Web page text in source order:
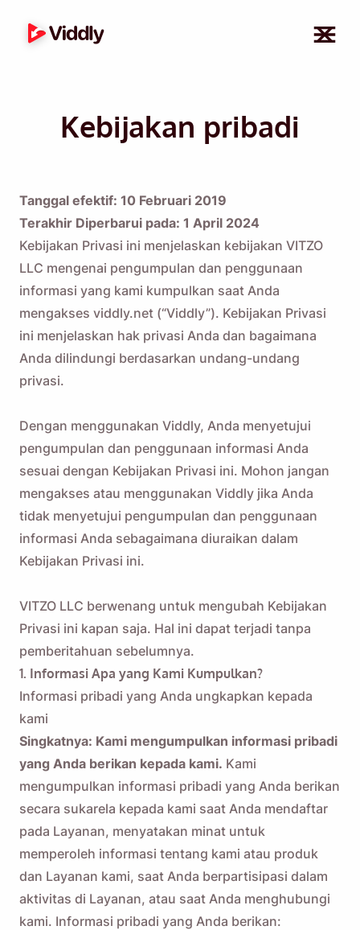
Kebijakan pribadi
Tanggal efektif: 10 Februari 2019
Terakhir Diperbarui pada: 1 April 2024
Kebijakan Privasi ini menjelaskan kebijakan VITZO
LLC mengenai pengumpulan dan penggunaan
informasi yang kami kumpulkan saat Anda
mengakses viddly.net (“Viddly”). Kebijakan Privasi
ini menjelaskan hak privasi Anda dan bagaimana
Anda dilindungi berdasarkan undang-undang
privasi.
Dengan menggunakan Viddly, Anda menyetujui
pengumpulan dan penggunaan informasi Anda
sesuai dengan Kebijakan Privasi ini. Mohon jangan
mengakses atau menggunakan Viddly jika Anda
tidak menyetujui pengumpulan dan penggunaan
informasi Anda sebagaimana diuraikan dalam
Kebijakan Privasi ini.
VITZO LLC berwenang untuk mengubah Kebijakan
Privasi ini kapan saja. Hal ini dapat terjadi tanpa
pemberitahuan sebelumnya.
1. Informasi Apa yang Kami Kumpulkan?
Informasi pribadi yang Anda ungkapkan kepada
kami
Singkatnya: Kami mengumpulkan informasi pribadi
yang Anda berikan kepada kami. Kami
mengumpulkan informasi pribadi yang Anda berikan
secara sukarela kepada kami saat Anda mendaftar
pada Layanan, menyatakan minat untuk
memperoleh informasi tentang kami atau produk
dan Layanan kami, saat Anda berpartisipasi dalam
aktivitas di Layanan, atau saat Anda menghubungi
kami. Informasi pribadi yang Anda berikan: